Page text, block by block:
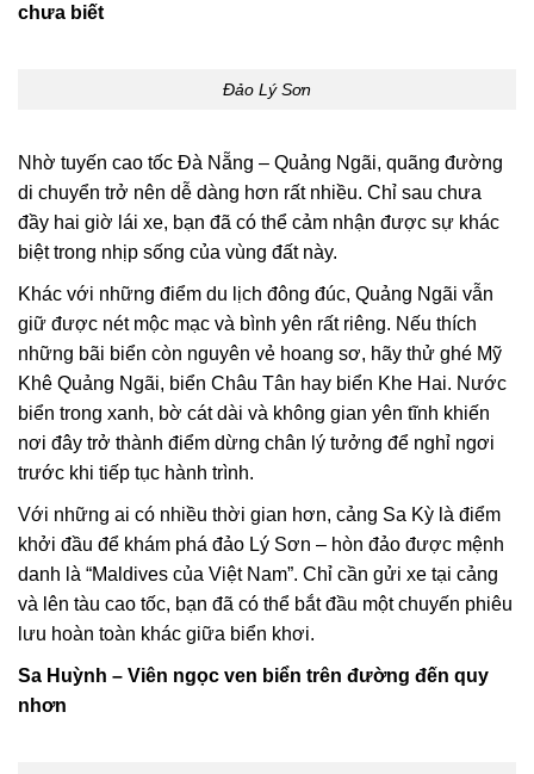
chưa biết
Đảo Lý Sơn
Nhờ tuyến cao tốc Đà Nẵng – Quảng Ngãi, quãng đường
di chuyển trở nên dễ dàng hơn rất nhiều. Chỉ sau chưa
đầy hai giờ lái xe, bạn đã có thể cảm nhận được sự khác
biệt trong nhịp sống của vùng đất này.
Khác với những điểm du lịch đông đúc, Quảng Ngãi vẫn
giữ được nét mộc mạc và bình yên rất riêng. Nếu thích
những bãi biển còn nguyên vẻ hoang sơ, hãy thử ghé Mỹ
Khê Quảng Ngãi, biển Châu Tân hay biển Khe Hai. Nước
biển trong xanh, bờ cát dài và không gian yên tĩnh khiến
nơi đây trở thành điểm dừng chân lý tưởng để nghỉ ngơi
trước khi tiếp tục hành trình.
Với những ai có nhiều thời gian hơn, cảng Sa Kỳ là điểm
khởi đầu để khám phá đảo Lý Sơn – hòn đảo được mệnh
danh là “Maldives của Việt Nam”. Chỉ cần gửi xe tại cảng
và lên tàu cao tốc, bạn đã có thể bắt đầu một chuyến phiêu
lưu hoàn toàn khác giữa biển khơi.
Sa Huỳnh – Viên ngọc ven biển trên đường đến quy
nhơn